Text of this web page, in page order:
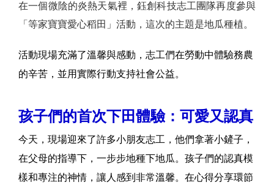
在一個微陰的炎熱天氣裡，鈺創科技志工團隊再度參與
「等家寶寶愛心稻田」活動，這次的主題是地瓜種植。
活動現場充滿了溫馨與感動，志工們在勞動中體驗務農
的辛苦，並用實際行動支持社會公益。
孩子們的首次下田體驗：可愛又認真
今天，現場迎來了許多小朋友志工，他們拿著小鏟子，
在父母的指導下，一步步地種下地瓜。孩子們的認真模
樣和專注的神情，讓人感到非常溫馨。在心得分享環節